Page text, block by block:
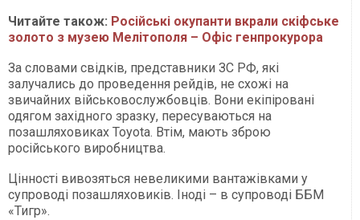
Читайте також: Російські окупанти вкрали скіфське
золото з музею Мелітополя – Офіс генпрокурора
За словами свідків, представники ЗС РФ, які
залучались до проведення рейдів, не схожі на
звичайних військовослужбовців. Вони екіпіровані
одягом західного зразку, пересуваються на
позашляховиках Toyota. Втім, мають зброю
російського виробництва.
Цінності вивозяться невеликими вантажівками у
супроводі позашляховиків. Іноді – в супроводі ББМ
«Тигр».